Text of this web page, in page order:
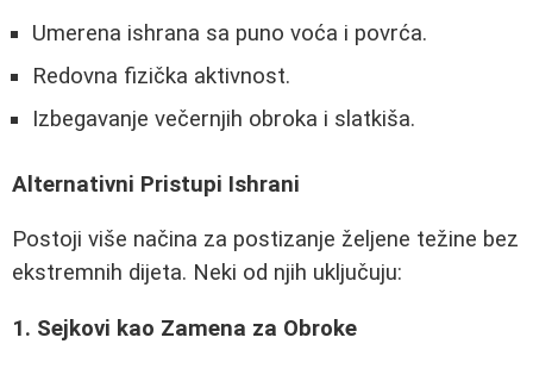
Umerena ishrana sa puno voća i povrća.
Redovna fizička aktivnost.
Izbegavanje večernjih obroka i slatkiša.
Alternativni Pristupi Ishrani
Postoji više načina za postizanje željene težine bez
ekstremnih dijeta. Neki od njih uključuju:
1. Sejkovi kao Zamena za Obroke